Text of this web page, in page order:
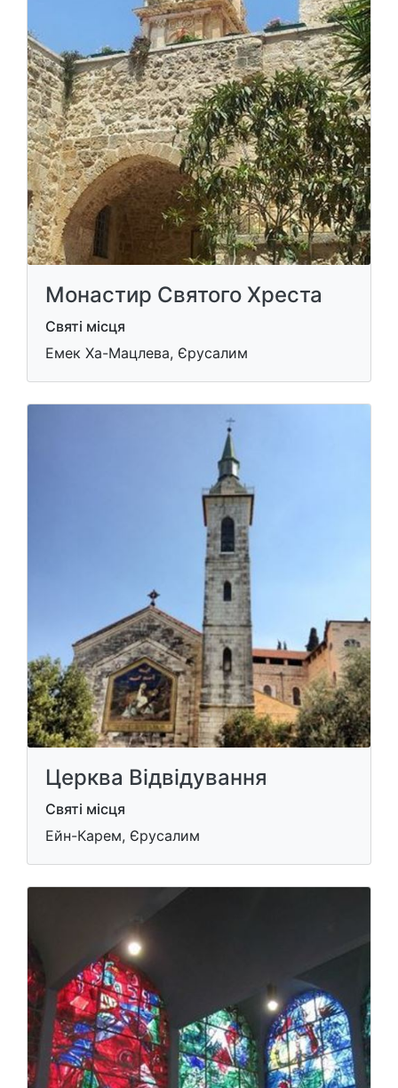
Монастир Святого Хреста
Святі місця
Емек Ха-Мацлева, Єрусалим
Церква Відвідування
Святі місця
Ейн-Карем, Єрусалим